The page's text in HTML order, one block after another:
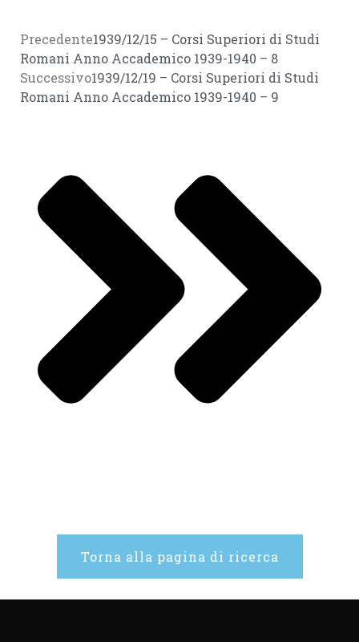
Precedente1939/12/15 – Corsi Superiori di Studi
Romani Anno Accademico 1939-1940 – 8
Successivo1939/12/19 – Corsi Superiori di Studi
Romani Anno Accademico 1939-1940 – 9
Torna alla pagina di ricerca